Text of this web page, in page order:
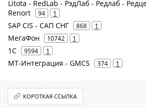
Litota - RedLab - РэдЛаб - Редлаб -
Renort
94 1
SAP CIS - САП СНГ 868 1
МегаФон 10742 1
1С 9594 1
МТ-Интеграция - GMCS 374 1
КОРОТКАЯ ССЫЛКА